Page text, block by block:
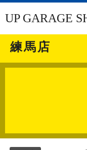
UP GARAGE
練馬店